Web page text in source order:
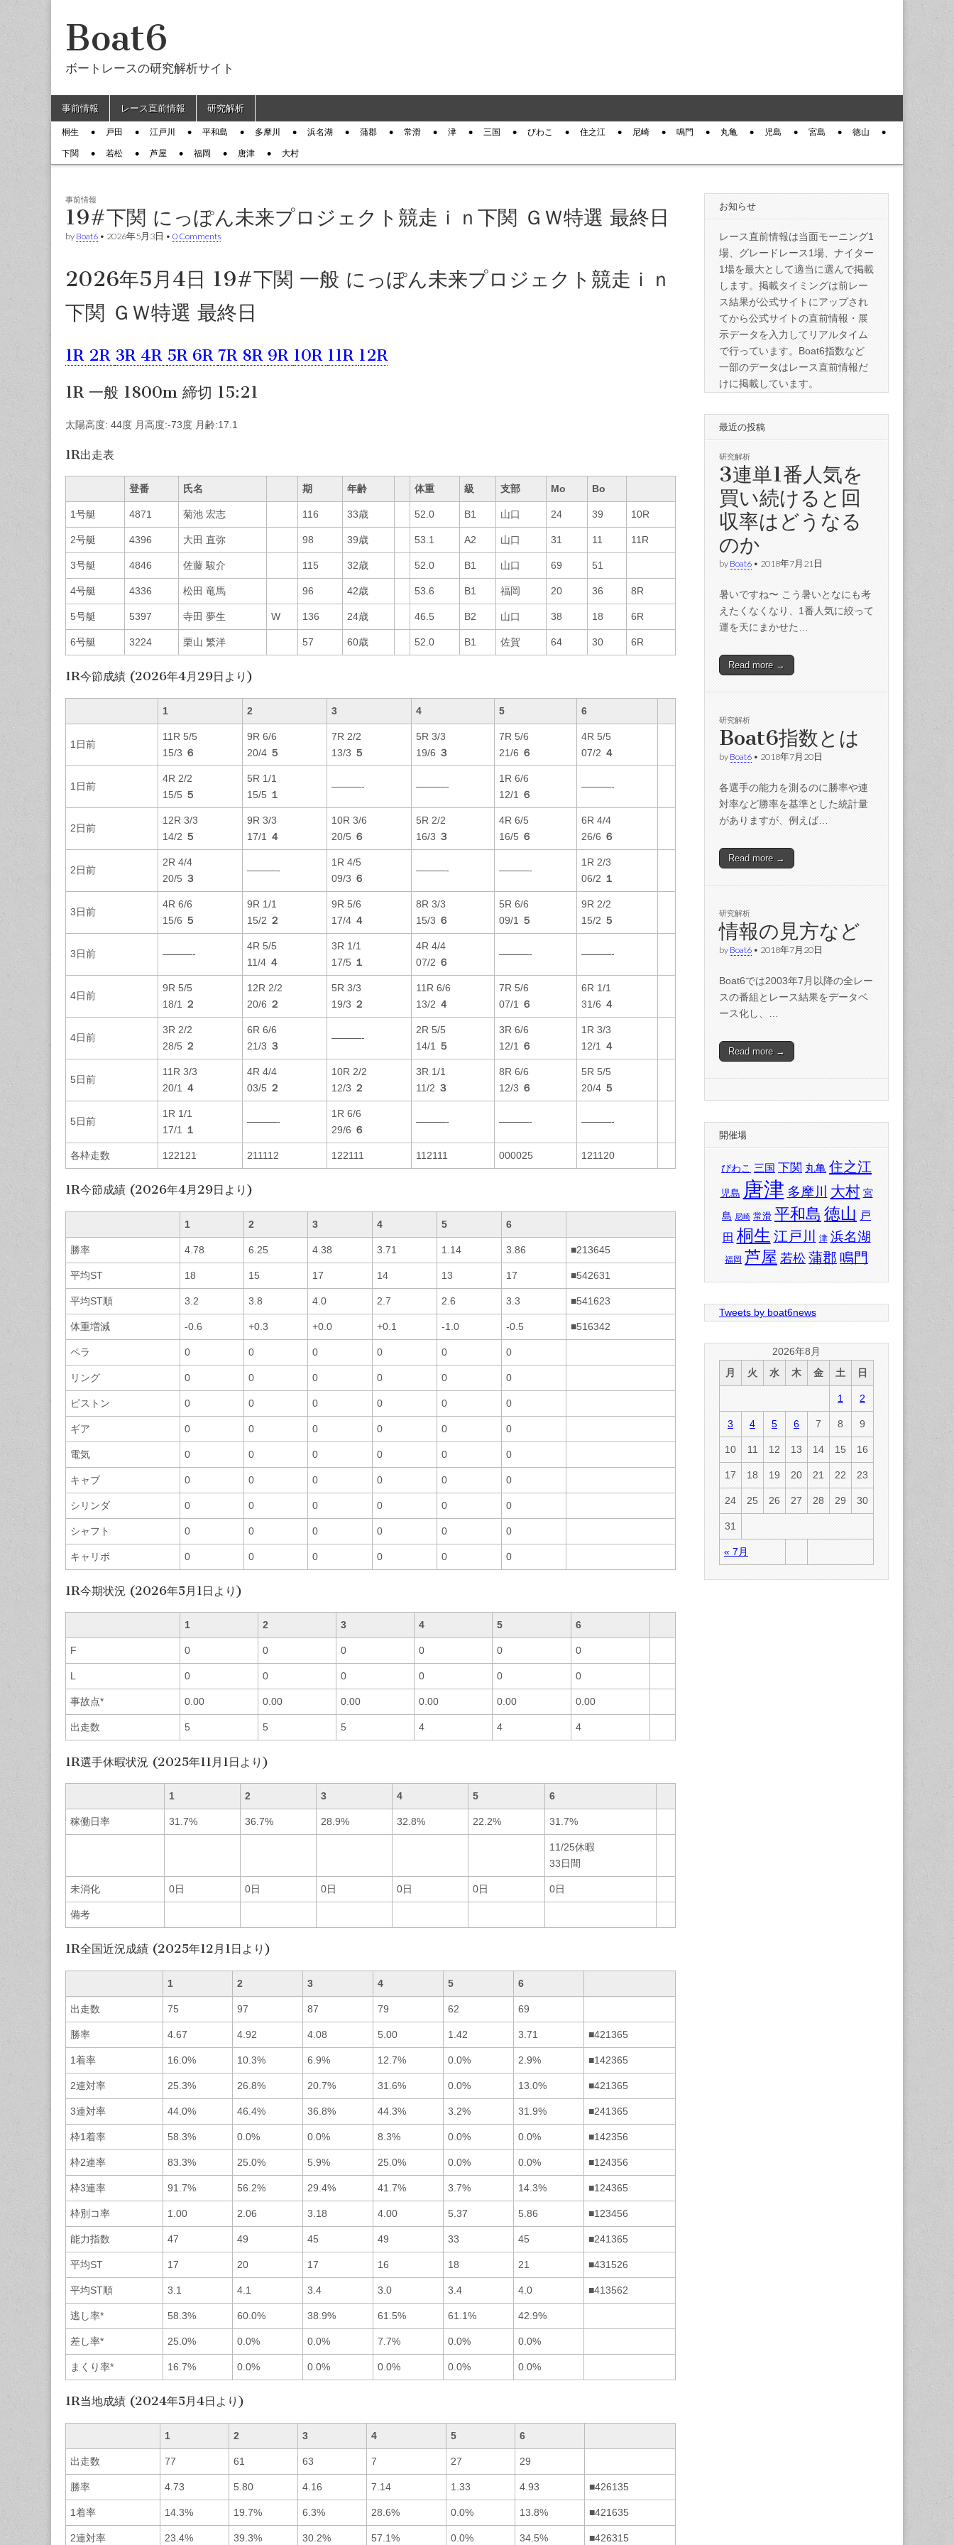
Boat6
ボートレースの研究解析サイト
Main menu
Skip to content
事前情報 レース直前情報 研究解析
Sub menu
桐生 戸田 江戸川 平和島 多摩川 浜名湖 蒲郡 常滑 津 三国 びわこ 住之江 尼崎 鳴門 丸亀 児島 宮島 徳山
下関 若松 芦屋 福岡 唐津 大村
事前情報
19#下関 にっぽん未来プロジェクト競走ｉｎ下関 ＧＷ特選 最終日
by Boat6 • 2026年5月3日 • 0 Comments
2026年5月4日 19#下関 一般 にっぽん未来プロジェクト競走ｉｎ
下関 ＧＷ特選 最終日
1R 2R 3R 4R 5R 6R 7R 8R 9R 10R 11R 12R
1R 一般 1800m 締切 15:21
太陽高度: 44度 月高度:-73度 月齢:17.1
1R出走表
登番 氏名 期 年齢 体重 級 支部 Mo Bo
1号艇 4871 菊池 宏志 116 33歳 52.0 B1 山口 24 39 10R
2号艇 4396 大田 直弥 98 39歳 53.1 A2 山口 31 11 11R
3号艇 4846 佐藤 駿介 115 32歳 52.0 B1 山口 69 51
4号艇 4336 松田 竜馬 96 42歳 53.6 B1 福岡 20 36 8R
5号艇 5397 寺田 夢生 W 136 24歳 46.5 B2 山口 38 18 6R
6号艇 3224 栗山 繁洋 57 60歳 52.0 B1 佐賀 64 30 6R
1R今節成績 (2026年4月29日より)
1 2 3 4 5 6
1日前
11R 5/5
15/3 ６
9R 6/6
20/4 ５
7R 2/2
13/3 ５
5R 3/3
19/6 ３
7R 5/6
21/6 ６
4R 5/5
07/2 ４
1日前
4R 2/2
15/5 ５
5R 1/1
15/5 １
———- ———-
1R 6/6
12/1
６
———-
2日前
12R 3/3
14/2 ５
9R 3/3
17/1
４
10R 3/6
20/5 ６
5R 2/2
16/3 ３
4R 6/5
16/5 ６
6R 4/4
26/6 ６
2日前
2R 4/4
20/5 ３
———-
1R 4/5
09/3 ６
———- ———-
1R 2/3
06/2 １
3日前
4R 6/6
15/6 ５
9R 1/1
15/2 ２
9R 5/6
17/4 ４
8R 3/3
15/3 ６
5R 6/6
09/1
５
9R 2/2
15/2 ５
3日前 ———-
4R 5/5
11/4 ４
3R 1/1
17/5 １
4R 4/4
07/2 ６
———- ———-
4日前
9R 5/5
18/1
２
12R 2/2
20/6 ２
5R 3/3
19/3 ２
11R 6/6
13/2 ４
7R 5/6
07/1
６
6R 1/1
31/6 ４
4日前
3R 2/2
28/5 ２
6R 6/6
21/3 ３
———-
2R 5/5
14/1
５
3R 6/6
12/1
６
1R 3/3
12/1
４
5日前
11R 3/3
20/1
４
4R 4/4
03/5 ２
10R 2/2
12/3 ２
3R 1/1
11/2 ３
8R 6/6
12/3 ６
5R 5/5
20/4 ５
5日前
1R 1/1
17/1
１
———-
1R 6/6
29/6 ６
———- ———- ———-
各枠走数 122121 211112 122111 112111 000025 121120
1R今節成績 (2026年4月29日より)
1 2 3 4 5 6
勝率 4.78 6.25 4.38 3.71 1.14 3.86 ■213645
平均ST 18 15 17 14 13 17 ■542631
平均ST順 3.2 3.8 4.0 2.7 2.6 3.3 ■541623
体重増減 -0.6 +0.3 +0.0 +0.1 -1.0 -0.5 ■516342
ペラ 0 0 0 0 0 0
リング 0 0 0 0 0 0
ピストン 0 0 0 0 0 0
ギア 0 0 0 0 0 0
電気 0 0 0 0 0 0
キャブ 0 0 0 0 0 0
シリンダ 0 0 0 0 0 0
シャフト 0 0 0 0 0 0
キャリボ 0 0 0 0 0 0
1R今期状況 (2026年5月1日より)
1 2 3 4 5 6
F 0 0 0 0 0 0
L 0 0 0 0 0 0
事故点* 0.00 0.00 0.00 0.00 0.00 0.00
出走数 5 5 5 4 4 4
1R選手休暇状況 (2025年11月1日より)
1 2 3 4 5 6
稼働日率 31.7% 36.7% 28.9% 32.8% 22.2% 31.7%
11/25休暇
33日間
未消化 0日 0日 0日 0日 0日 0日
備考
1R全国近況成績 (2025年12月1日より)
1 2 3 4 5 6
出走数 75 97 87 79 62 69
勝率 4.67 4.92 4.08 5.00 1.42 3.71 ■421365
1着率 16.0% 10.3% 6.9% 12.7% 0.0% 2.9% ■142365
2連対率 25.3% 26.8% 20.7% 31.6% 0.0% 13.0% ■421365
3連対率 44.0% 46.4% 36.8% 44.3% 3.2% 31.9% ■241365
枠1着率 58.3% 0.0% 0.0% 8.3% 0.0% 0.0% ■142356
枠2連率 83.3% 25.0% 5.9% 25.0% 0.0% 0.0% ■124356
枠3連率 91.7% 56.2% 29.4% 41.7% 3.7% 14.3% ■124365
枠別コ率 1.00 2.06 3.18 4.00 5.37 5.86 ■123456
能力指数 47 49 45 49 33 45 ■241365
平均ST 17 20 17 16 18 21 ■431526
平均ST順 3.1 4.1 3.4 3.0 3.4 4.0 ■413562
逃し率* 58.3% 60.0% 38.9% 61.5% 61.1% 42.9%
差し率* 25.0% 0.0% 0.0% 7.7% 0.0% 0.0%
まくり率* 16.7% 0.0% 0.0% 0.0% 0.0% 0.0%
1R当地成績 (2024年5月4日より)
1 2 3 4 5 6
出走数 77 61 63 7 27 29
勝率 4.73 5.80 4.16 7.14 1.33 4.93 ■426135
1着率 14.3% 19.7% 6.3% 28.6% 0.0% 13.8% ■421635
2連対率 23.4% 39.3% 30.2% 57.1% 0.0% 34.5% ■426315
お知らせ
レース直前情報は当面モーニング1
場、グレードレース1場、ナイター
1場を最大として適当に選んで掲載
します。掲載タイミングは前レー
ス結果が公式サイトにアップされ
てから公式サイトの直前情報・展
示データを入力してリアルタイム
で行っています。Boat6指数など
一部のデータはレース直前情報だ
けに掲載しています。
最近の投稿
研究解析
3連単1番人気を
買い続けると回
収率はどうなる
のか
by Boat6 • 2018年7月21日
暑いですね〜 こう暑いとなにも考
えたくなくなり、1番人気に絞って
運を天にまかせた…
Read more →
研究解析
Boat6指数とは
by Boat6 • 2018年7月20日
各選手の能力を測るのに勝率や連
対率など勝率を基準とした統計量
がありますが、例えば…
Read more →
研究解析
情報の見方など
by Boat6 • 2018年7月20日
Boat6では2003年7月以降の全レー
スの番組とレース結果をデータベ
ース化し、…
Read more →
開催場
びわこ 三国 下関 丸亀 住之江
児島 唐津 多摩川 大村 宮
島 尼崎 常滑 平和島 徳山 戸
田 桐生 江戸川 津 浜名湖
福岡 芦屋 若松 蒲郡 鳴門
Tweets by boat6news
2026年8月
月
火 水 木 金 土 日
« 7月
1 2
3 4 5 6 7 8 9
10 11 12 13 14 15 16
17 18 19 20 21 22 23
24 25 26 27 28 29 30
31